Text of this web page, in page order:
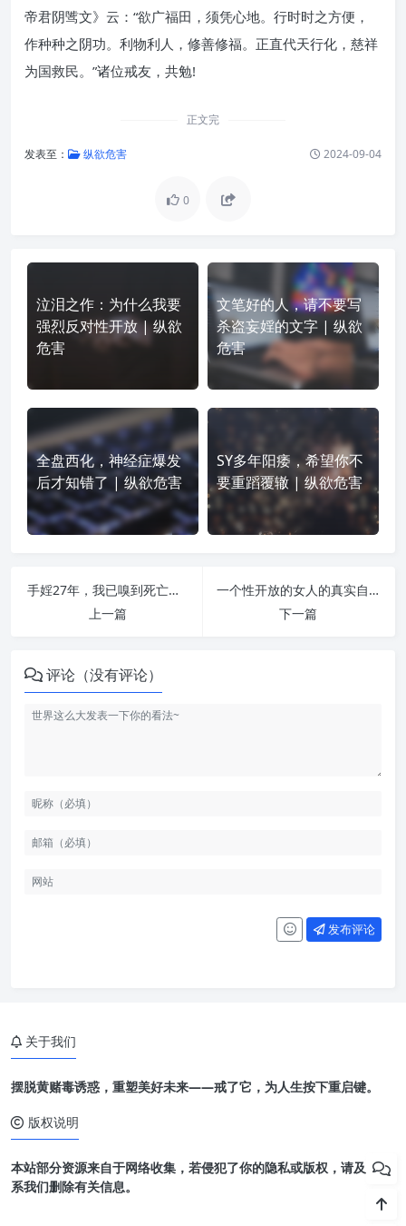
帝君阴骘文》云：“欲广福田，须凭心地。行时时之方便，
作种种之阴功。利物利人，修善修福。正直代天行化，慈祥
为国救民。”诸位戒友，共勉!
正文完
发表至： 纵欲危害 2024-09-04
0
泣泪之作：为什么我要
强烈反对性开放 | 纵欲
危害
文笔好的人，请不要写
杀盗妄婬的文字 | 纵欲
危害
全盘西化，神经症爆发
后才知错了 | 纵欲危害
SY多年阳痿，希望你不
要重蹈覆辙 | 纵欲危害
手婬27年，我已嗅到死亡的气息 | 纵欲危害
上一篇
一个性开放的女人的真实自述 | 纵欲危害
下一篇
评论（没有评论）
发布评论
关于我们
摆脱黄赌毒诱惑，重塑美好未来——戒了它，为人生按下重启键。
版权说明
本站部分资源来自于网络收集，若侵犯了你的隐私或版权，请及时联
系我们删除有关信息。